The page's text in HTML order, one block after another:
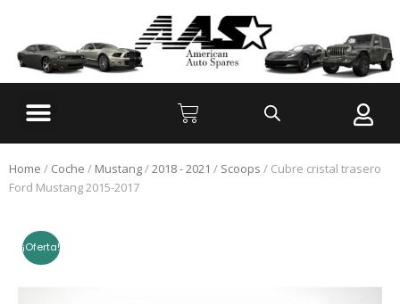
Home / Coche / Mustang/2018 - 2021 / Scoops / Cubre cristal trasero
Ford Mustang 2015-2017
¡Oferta!